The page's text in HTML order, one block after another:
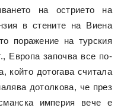
на острието на
в стените на Виена
поражение на турския
Европа започва все по-
който дотогава считала
дотолкова, че през
империя вече е